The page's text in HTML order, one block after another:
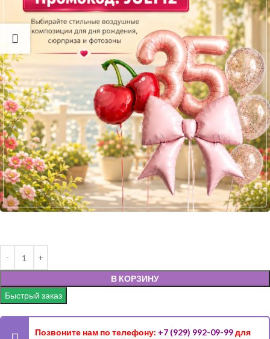
В КОРЗИНУ
Быстрый заказ
Позвоните нам по телефону: +7 (929) 992-09-99для